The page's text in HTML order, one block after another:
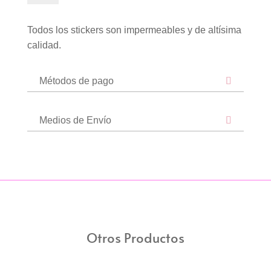
mirando"
Todos los stickers son impermeables y de altísima
calidad.
Métodos de pago
Medios de Envío
Otros Productos